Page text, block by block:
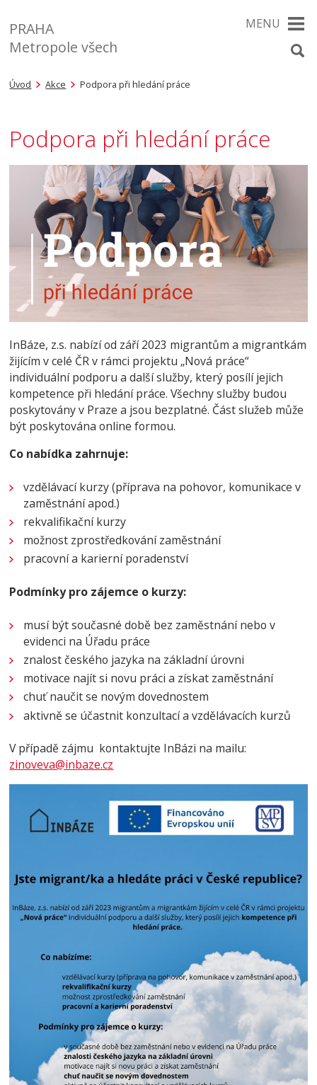
PRAHA
Metropole všech
MENU
Úvod Akce Podpora při hledání práce
Podpora při hledání práce
InBáze, z.s. nabízí od září 2023 migrantům a migrantkám
žijícím v celé ČR v rámci projektu „Nová práce“
individuální podporu a další služby, který posílí jejich
kompetence při hledání práce. Všechny služby budou
poskytovány v Praze a jsou bezplatné. Část služeb může
být poskytována online formou.
Co nabídka zahrnuje:
vzdělávací kurzy (příprava na pohovor, komunikace v
zaměstnání apod.)
rekvalifikační kurzy
možnost zprostředkování zaměstnání
pracovní a karierní poradenství
Podmínky pro zájemce o kurzy:
musí být současné době bez zaměstnání nebo v
evidenci na Úřadu práce
znalost českého jazyka na základní úrovni
motivace najít si novu práci a získat zaměstnání
chuť naučit se novým dovednostem
aktivně se účastnit konzultací a vzdělávacích kurzů
V případě zájmu kontaktujte InBázi na mailu:
zinoveva@inbaze.cz